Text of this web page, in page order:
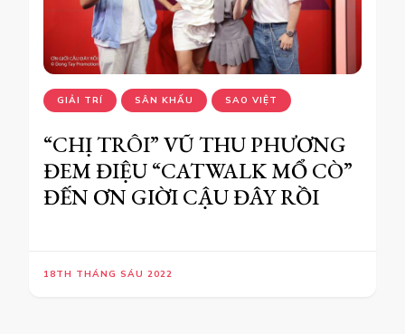
GIẢI TRÍ SÂN KHẤU SAO VIỆT
“CHỊ TRÔI” VŨ THU PHƯƠNG
ĐEM ĐIỆU “CATWALK MỔ CÒ”
ĐẾN ƠN GIỜI CẬU ĐÂY RỒI
18TH THÁNG SÁU 2022